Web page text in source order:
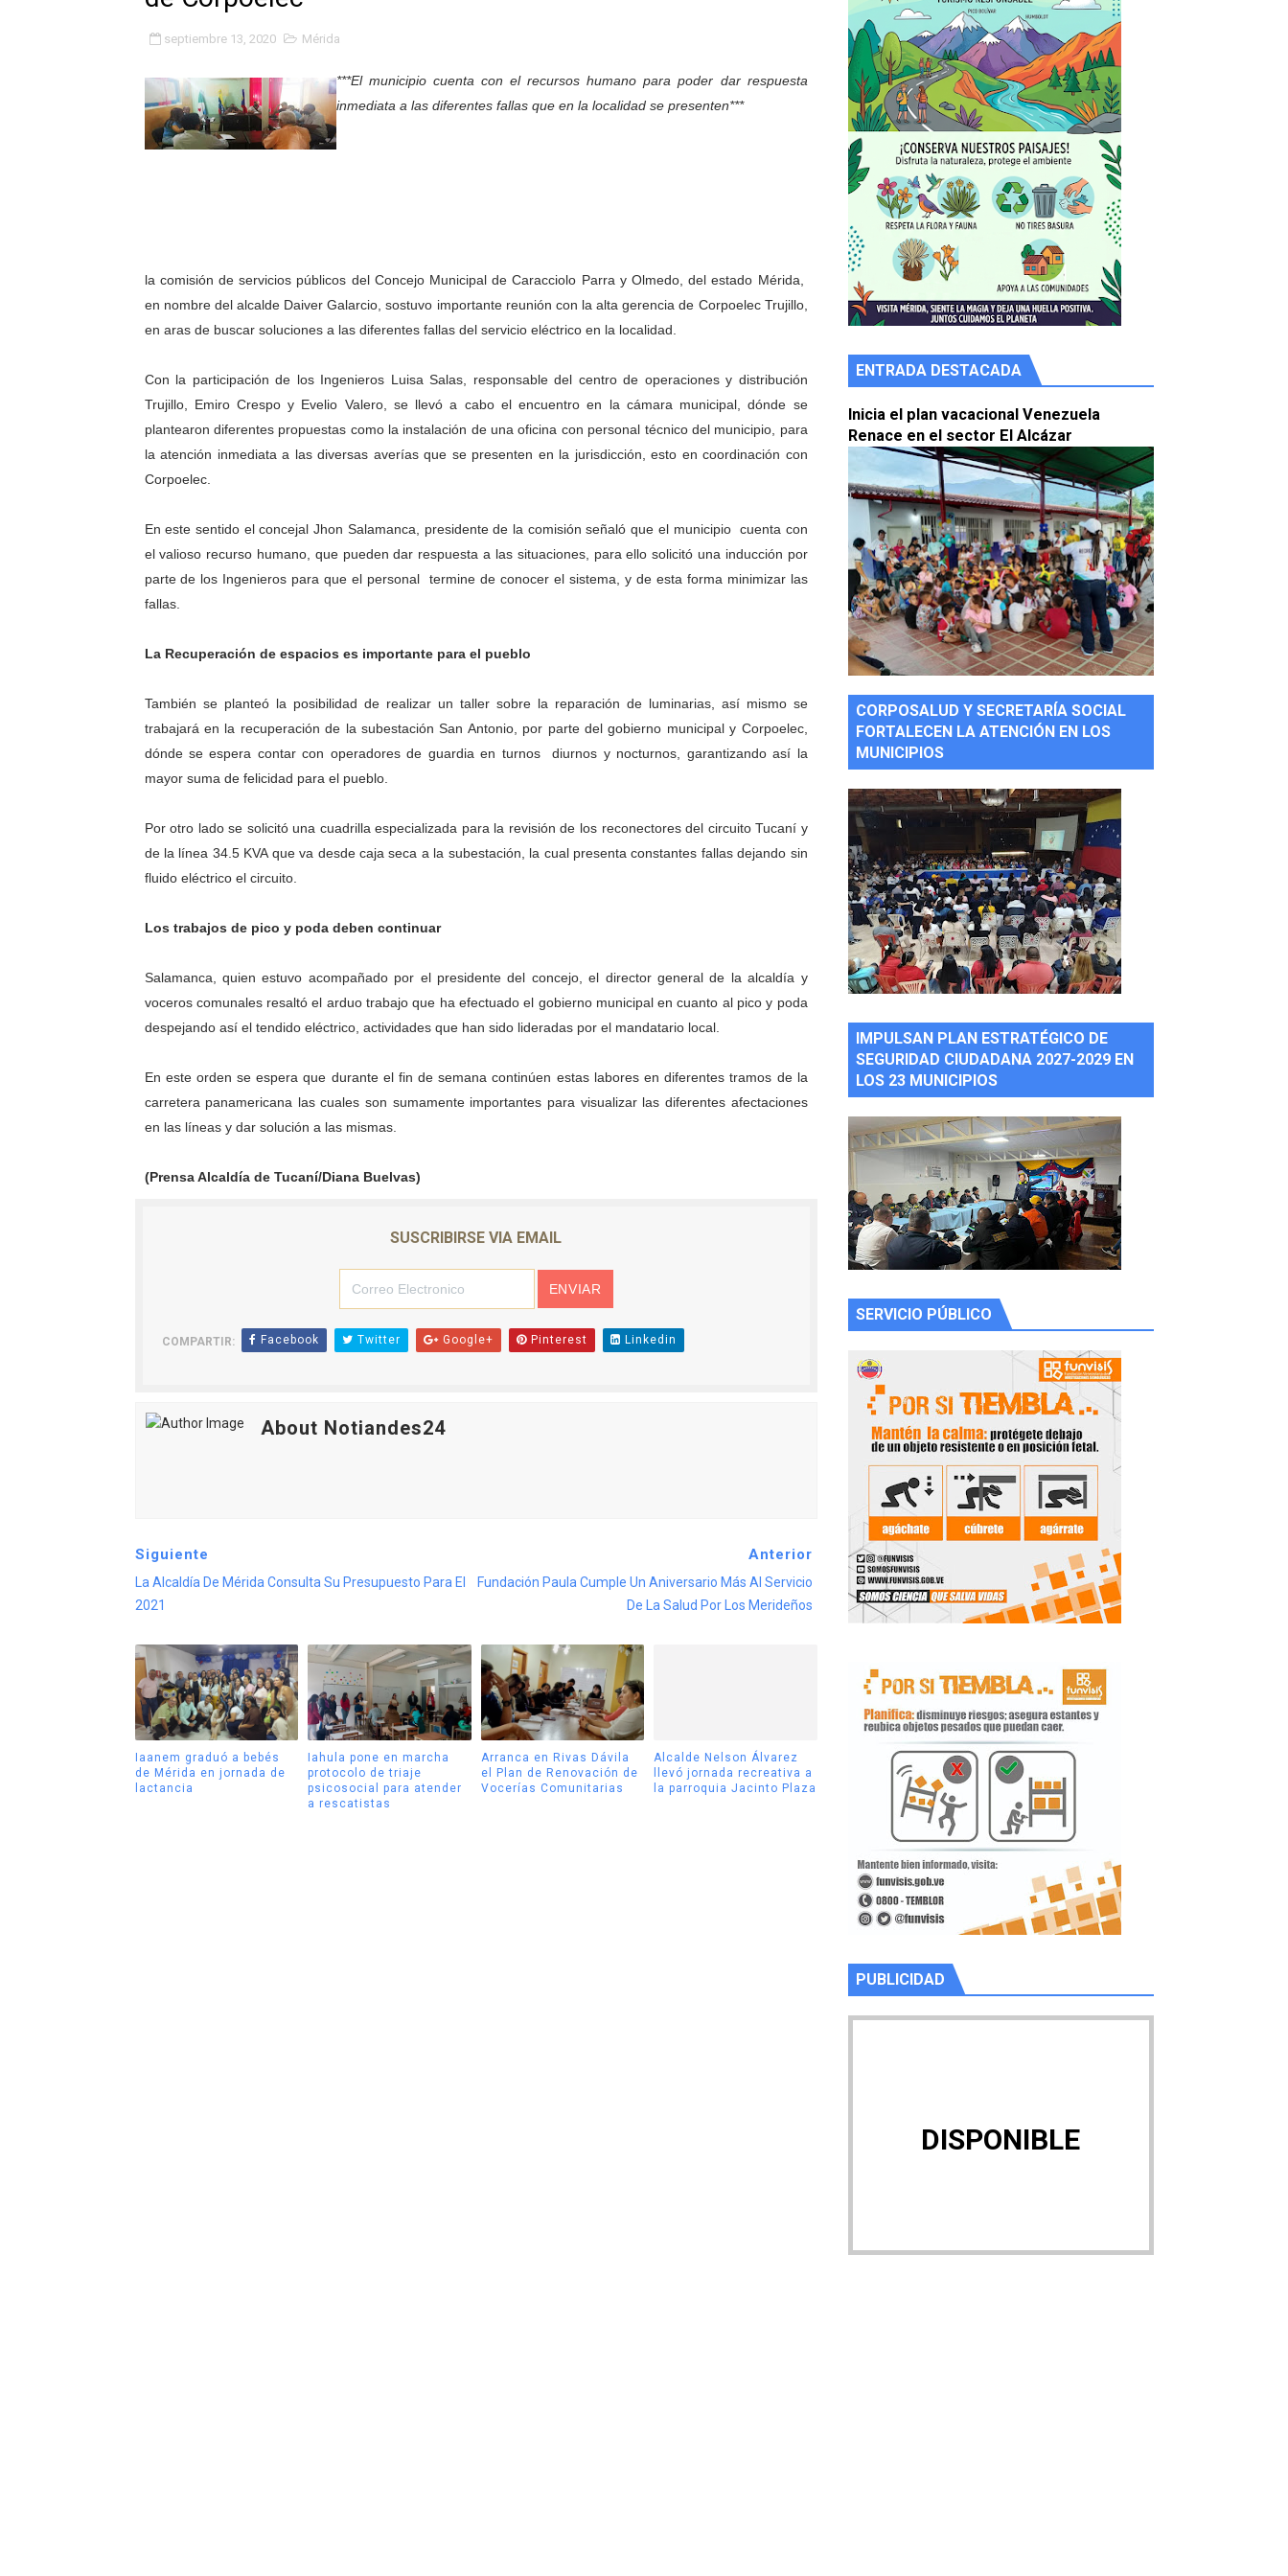
Impulsan plan estratégico de seguridad ciudadana 2027-2029 en los 23 municipios
Mérida impulsa desarrollo económico con taller de marcas y patentes
Corposalud y Secretaría Social fortalecen la atención en los municipios
Inicia el plan vacacional Venezuela Renace en el sector El Alcázar
Expertos inspeccionan espacios del OAN para la instalación del detector Cherenkov de agua
Dictan MasterClass en el marco del Encuentro LAGO Venezuela, edición Mérida
Encuentro estadal fortalece la coordinación de políticas sociales en Mérida
Gobernador Arnaldo Sánchez apadrina a más de 993 nuevos bachilleres de Mérida
septiembre 13, 2020 Mérida
***El municipio cuenta con el recursos humano para poder dar respuesta
inmediata a las diferentes fallas que en la localidad se presenten***
la comisión de servicios públicos del Concejo Municipal de Caracciolo Parra y Olmedo, del estado Mérida,
en nombre del alcalde Daiver Galarcio, sostuvo importante reunión con la alta gerencia de Corpoelec Trujillo,
en aras de buscar soluciones a las diferentes fallas del servicio eléctrico en la localidad.
Con la participación de los Ingenieros Luisa Salas, responsable del centro de operaciones y distribución
Trujillo, Emiro Crespo y Evelio Valero, se llevó a cabo el encuentro en la cámara municipal, dónde se
plantearon diferentes propuestas como la instalación de una oficina con personal técnico del municipio, para
la atención inmediata a las diversas averías que se presenten en la jurisdicción, esto en coordinación con
Corpoelec.
En este sentido el concejal Jhon Salamanca, presidente de la comisión señaló que el municipio cuenta con
el valioso recurso humano, que pueden dar respuesta a las situaciones, para ello solicitó una inducción por
parte de los Ingenieros para que el personal termine de conocer el sistema, y de esta forma minimizar las
fallas.
La Recuperación de espacios es importante para el pueblo
También se planteó la posibilidad de realizar un taller sobre la reparación de luminarias, así mismo se
trabajará en la recuperación de la subestación San Antonio, por parte del gobierno municipal y Corpoelec,
dónde se espera contar con operadores de guardia en turnos diurnos y nocturnos, garantizando así la
mayor suma de felicidad para el pueblo.
Por otro lado se solicitó una cuadrilla especializada para la revisión de los reconectores del circuito Tucaní y
de la línea 34.5 KVA que va desde caja seca a la subestación, la cual presenta constantes fallas dejando sin
fluido eléctrico el circuito.
Los trabajos de pico y poda deben continuar
Salamanca, quien estuvo acompañado por el presidente del concejo, el director general de la alcaldía y
voceros comunales resaltó el arduo trabajo que ha efectuado el gobierno municipal en cuanto al pico y poda
despejando así el tendido eléctrico, actividades que han sido lideradas por el mandatario local.
En este orden se espera que durante el fin de semana continúen estas labores en diferentes tramos de la
carretera panamericana las cuales son sumamente importantes para visualizar las diferentes afectaciones
en las líneas y dar solución a las mismas.
(Prensa Alcaldía de Tucaní/Diana Buelvas)
SUSCRIBIRSE VIA EMAIL
COMPARTIR: Facebook Twitter Google+ Pinterest Linkedin
About Notiandes24
Siguiente
La Alcaldía De Mérida Consulta Su Presupuesto Para El
2021
Anterior
Fundación Paula Cumple Un Aniversario Más Al Servicio
De La Salud Por Los Merideños
Iaanem graduó a bebés
de Mérida en jornada de
lactancia
Iahula pone en marcha
protocolo de triaje
psicosocial para atender
a rescatistas
Arranca en Rivas Dávila
el Plan de Renovación de
Vocerías Comunitarias
Alcalde Nelson Álvarez
llevó jornada recreativa a
la parroquia Jacinto Plaza
ENTRADA DESTACADA
Inicia el plan vacacional Venezuela
Renace en el sector El Alcázar
CORPOSALUD Y SECRETARÍA SOCIAL
FORTALECEN LA ATENCIÓN EN LOS
MUNICIPIOS
IMPULSAN PLAN ESTRATÉGICO DE
SEGURIDAD CIUDADANA 2027-2029 EN
LOS 23 MUNICIPIOS
SERVICIO PÚBLICO
PUBLICIDAD
DISPONIBLE